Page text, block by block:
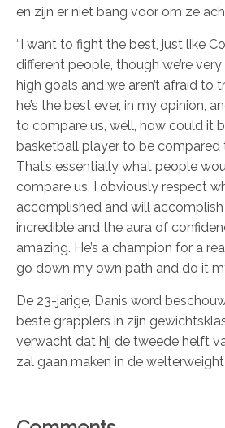
en zijn er niet bang voor om ze
“I want to fight the best, just like
different people, though we’re
high goals and we aren’t afraid to
he’s the best ever, in my opinion,
to compare us, well, how could it
basketball player to be compared
That’s essentially what people
compare us. I obviously respect
accomplished and will accomplish
incredible and the aura of
amazing. He’s a champion for a
go down my own path and do it
De 23-jarige, Danis word
beste grapplers in zijn
verwacht dat hij de tweede helft
zal gaan maken in de